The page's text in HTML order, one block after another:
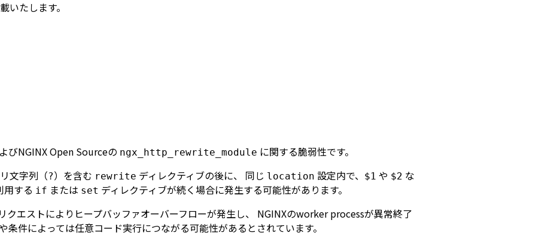
いたします。
びNGINX Open Sourceの ngx_http_rewrite_module に関する脆弱性です。
文字列（?）を含む rewrite ディレクティブの後に、 同じ location 設定内で、 $1 や $2 な
用する if または set ディレクティブが続く場合に発生する可能性があります。
クエストによりヒープバッファオーバーフローが発生し、 NGINXのworker processが異常終了
条件によっては任意コード実行につながる可能性があるとされています。